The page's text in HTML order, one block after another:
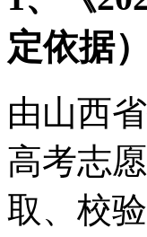
定依据）
由山西
高考志
取、校